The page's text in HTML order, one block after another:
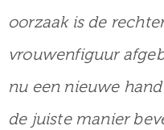
oorzaak is de
vrouwenfiguur
nu een nieuwe
de juiste manier